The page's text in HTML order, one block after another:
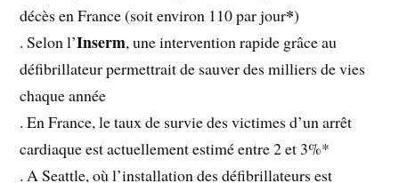
décès en France (soit environ 110 par jour*)
. Selon l’Inserm, une intervention rapide grâce au
défibrillateur permettrait de sauver des milliers de vies
chaque année
. En France, le taux de survie des victimes d’un arrêt
cardiaque est actuellement estimé entre 2 et 3%*
. A Seattle, où l’installation des défibrillateurs est